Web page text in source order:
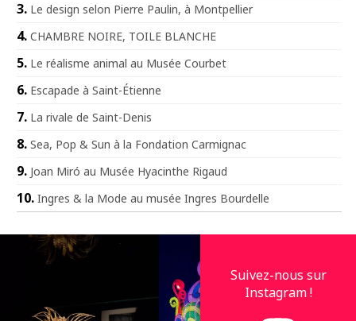
Le design selon Pierre Paulin, à Montpellier
CHAMBRE NOIRE, TOILE BLANCHE
Le réalisme animal au Musée Courbet
Escapade à Saint-Étienne
La rivale de Saint-Denis
Sea, Pop & Sun à la Fondation Carmignac
Joan Miró au Musée Hyacinthe Rigaud
Ingres & la Mode au musée Ingres Bourdelle
Suivez-nous sur
Instagram !